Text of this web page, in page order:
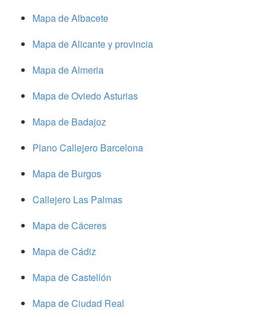
Mapa de Albacete
Mapa de Alicante y provincia
Mapa de Almeria
Mapa de Oviedo Asturias
Mapa de Badajoz
Plano Callejero Barcelona
Mapa de Burgos
Callejero Las Palmas
Mapa de Cáceres
Mapa de Cádiz
Mapa de Castellón
Mapa de Ciudad Real